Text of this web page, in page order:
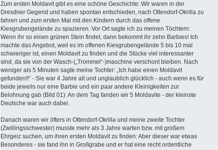
Zum ersten Moldavit gibt es eine schöne Geschichte: Wir waren in der
Dresdner Gegend und haben spontan entschieden, nach Ottendorf-Okrilla zu
fahren und zum ersten Mal mit den Kindern durch das offene
Kiesgrubengelände zu spazieren. Vor Ort sagte ich zu meinen Töchtern:
Wenn ihr so einen grünen Stein findet, dann bekommt ihr zehn Barbies! Ich
machte das Angebot, weil es im offenen Kiesgrubengelände 5 bis 10 mal
schwieriger ist, einen Moldavit zu finden und die Stücke viel interessanter
sind, da sie von der Wasch-(„Trommel“-)maschine verschont bleiben. Nach
weniger als 5 Minuten sagte meine Tochter: „Ich habe einen Moldavit
gefunden!!“ - Sie war 4 Jahre alt und unglaublich glücklich - auch wenn es für
beide jeweils nur eine Barbie und ein paar andere Kleinigkeiten zur
Belohnung gab (Bild 01). An dem Tag fanden wir 5 Moldavite - der kleinste
Deutsche war auch dabei.
Danach waren wir öfters in Ottendorf-Okrilla und meine zweite Tochter
(Zwillingsschwester) musste mehr als 3 Jahre warten bzw. mit großem
Ehrgeiz suchen, um ihren ersten Moldavit zu finden: Aber dieser war etwas
Besonderes - sie fand ihn in Großgrabe und er hat eine recht ordentliche